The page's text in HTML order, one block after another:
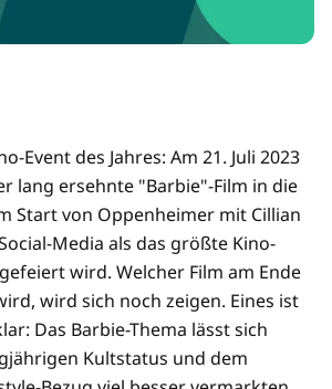
Event des Jahres: Am 21. Juli 2023
lang ersehnte "Barbie"-Film in die
Start von Oppenheimer mit Cillian
Media als das größte Kino-
wird. Welcher Film am Ende
wird sich noch zeigen. Eines ist
Das Barbie-Thema lässt sich
Kultstatus und dem